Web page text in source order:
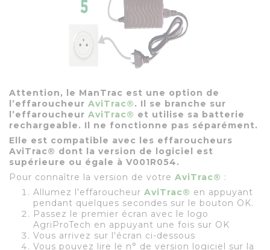
Attention, le ManTrac est une option de
l’effaroucheur AviTrac®. Il se branche sur
l’effaroucheur AviTrac® et utilise sa batterie
rechargeable. Il ne fonctionne pas séparément.
Elle est compatible avec les effaroucheurs
AviTrac® dont la version de logiciel est
supérieure ou égale à V001R054.
Pour connaître la version de votre AviTrac® :
Allumez l'effaroucheur AviTrac® en appuyant
pendant quelques secondes sur le bouton OK.
Passez le premier écran avec le logo
AgriProTech en appuyant une fois sur OK
Vous arrivez sur l'écran ci-dessous
Vous pouvez lire le n° de version logiciel sur la